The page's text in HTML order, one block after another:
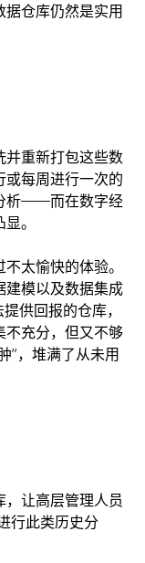
仓库仍然是实用
并重新打包这些数
或每周进行一次的
析——而在数字经
。
太愉快的体验。
建模以及数据集成
供回报的仓库，
不充分，但又不够
”，堆满了从未用
让高层管理人员
行此类历史分